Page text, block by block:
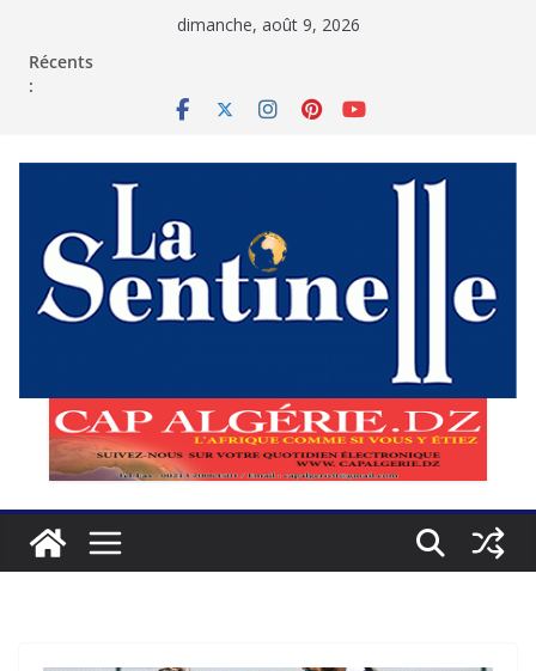
dimanche, août 9, 2026
Récents
: